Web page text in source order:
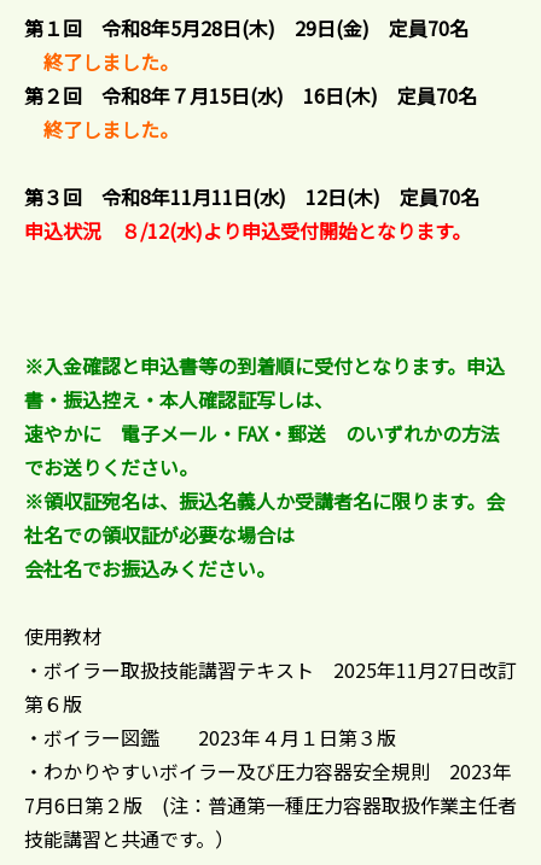
第１回 令和8年5月28日(木) 29日(金) 定員70名
終了しました。
第２回 令和8年７月15日(水) 16日(木) 定員70名
終了しました。
第３回 令和8年11月11日(水) 12日(木) 定員70名
申込状況 ８/12(水)より申込受付開始となります。
※入金確認と申込書等の到着順に受付となります。申込
書・振込控え・本人確認証写しは、
速やかに 電子メール・FAX・郵送 のいずれかの方法
でお送りください。
※領収証宛名は、振込名義人か受講者名に限ります。会
社名での領収証が必要な場合は
会社名でお振込みください。
使用教材
・ボイラー取扱技能講習テキスト 2025年11月27日改訂
第６版
・ボイラー図鑑 2023年４月１日第３版
・わかりやすいボイラー及び圧力容器安全規則 2023年
7月6日第２版 (注：普通第一種圧力容器取扱作業主任者
技能講習と共通です。）